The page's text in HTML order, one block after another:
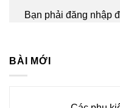
Bạn phải đăng nhập
BÀI MỚI